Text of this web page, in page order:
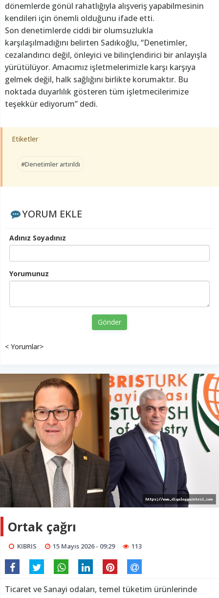
dönemlerde gönül rahatlığıyla alışveriş yapabilmesinin
kendileri için önemli olduğunu ifade etti.
Son denetimlerde ciddi bir olumsuzlukla
karşılaşılmadığını belirten Sadıkoğlu, “Denetimler,
cezalandırıcı değil, önleyici ve bilinçlendirici bir anlayışla
yürütülüyor. Amacımız işletmelerimizle karşı karşıya
gelmek değil, halk sağlığını birlikte korumaktır. Bu
noktada duyarlılık gösteren tüm işletmecilerimize
teşekkür ediyorum” dedi.
Etiketler
#Denetimler artırıldı
YORUM EKLE
Adınız Soyadınız
Yorumunuz
Gönder
< Yorumlar>
Ortak çağrı
KIBRIS 15 Mayıs 2026 - 09:29 113
Ticaret ve Sanayi odaları, temel tüketim ürünlerinde